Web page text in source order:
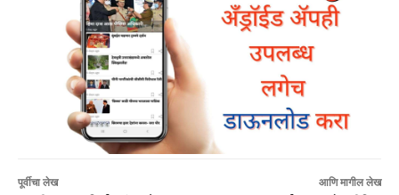
पूर्वीचा लेख आणि मागील लेख